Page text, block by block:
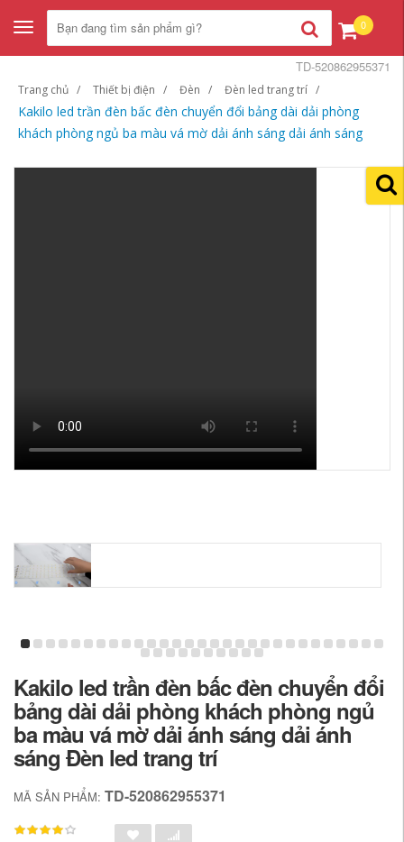
Toggle
navigation
0
Trang chủ Thiết bị điện Đèn Đèn led trang trí
Kakilo led trần đèn bấc đèn chuyển đổi bảng dài dải phòng
khách phòng ngủ ba màu vá mờ dải ánh sáng dải ánh sáng
TD-520862955371
Kakilo led trần đèn bấc đèn chuyển đổi
bảng dài dải phòng khách phòng ngủ
ba màu vá mờ dải ánh sáng dải ánh
sáng Đèn led trang trí
MÃ SẢN PHẨM: TD-520862955371